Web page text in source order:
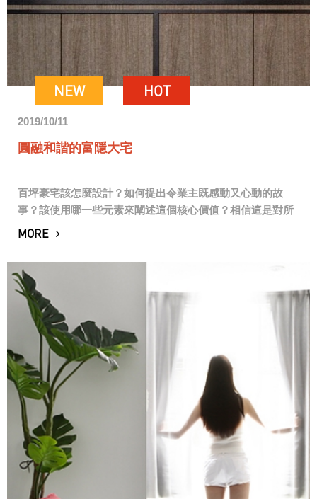
NEW HOT
2019/10/11
圓融和諧的富隱大宅
百坪豪宅該怎麼設計？如何提出令業主既感動又心動的故
事？該使用哪一些元素來闡述這個核心價值？相信這是對所
有設計師最大的挑戰 ！ 本案位於台中南屯豐樂公園，正對樹
MORE